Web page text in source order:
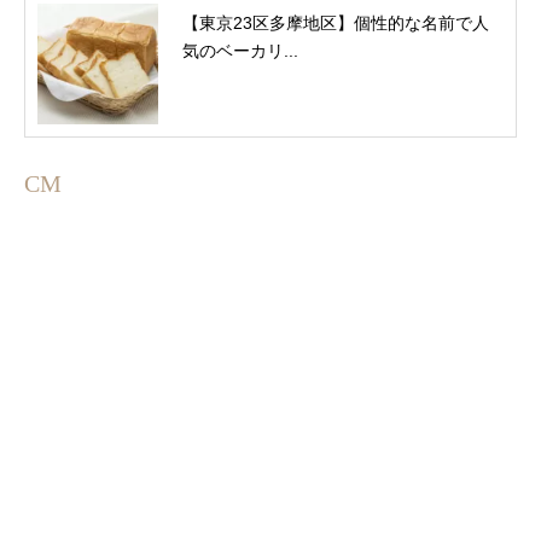
【東京23区多摩地区】個性的な名前で人
気のベーカリ...
CM